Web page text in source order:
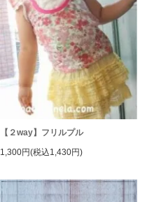
【２way】フリルプル
1,300円(税込1,430円)